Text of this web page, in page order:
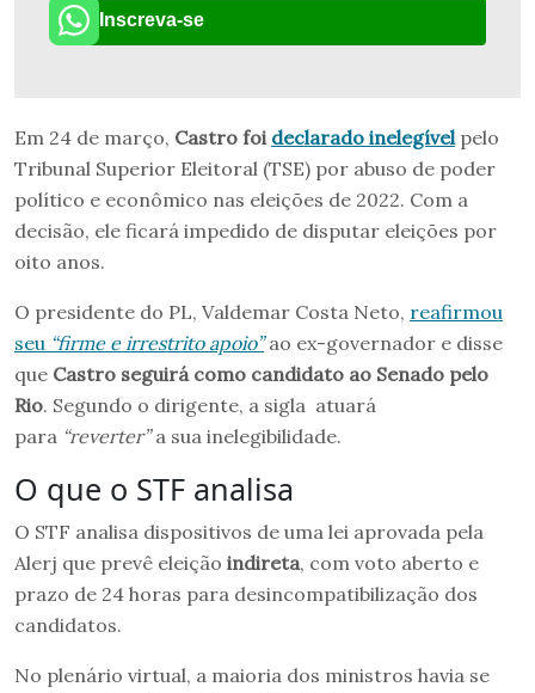
Inscreva-se
Em 24 de março, Castro foi declarado inelegível pelo
Tribunal Superior Eleitoral (TSE) por abuso de poder
político e econômico nas eleições de 2022. Com a
decisão, ele ficará impedido de disputar eleições por
oito anos.
O presidente do PL, Valdemar Costa Neto, reafirmou
seu “firme e irrestrito apoio”ao ex-governador e disse
que Castro seguirá como candidato ao Senado pelo
Rio. Segundo o dirigente, a sigla atuará
para “reverter”a sua inelegibilidade.
O que o STF analisa
O STF analisa dispositivos de uma lei aprovada pela
Alerj que prevê eleição indireta, com voto aberto e
prazo de 24 horas para desincompatibilização dos
candidatos.
No plenário virtual, a maioria dos ministros havia se